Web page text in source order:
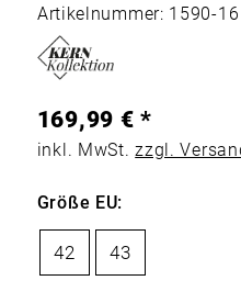
Artikelnummer: 1590-16
169,99 € *
inkl. MwSt.zzgl.
Größe EU:
42 43